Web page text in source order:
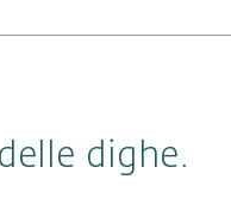
dighe.